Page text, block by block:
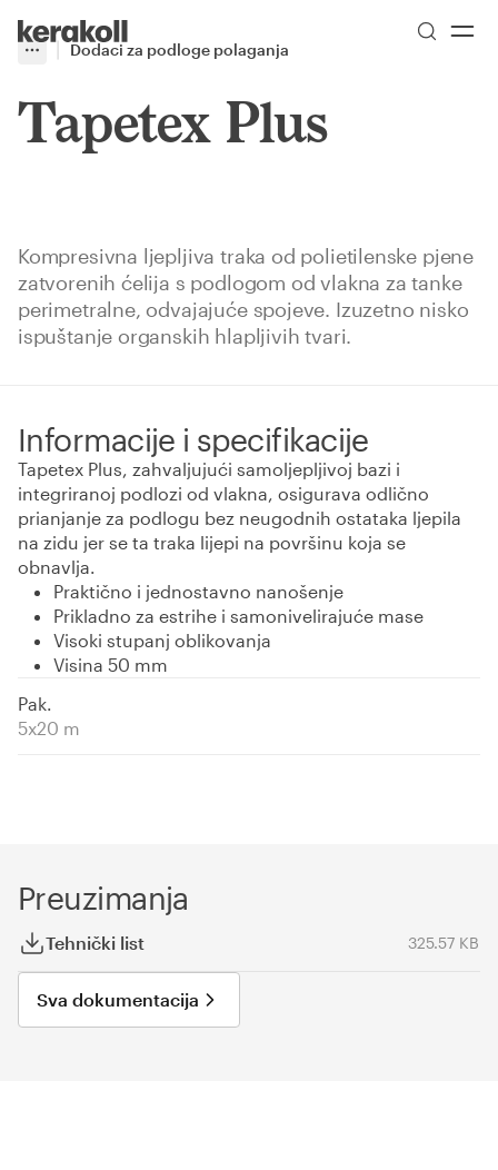
Go to Homepage
More
Toggle menu
Dodaci za podloge polaganja
Tapetex Plus
Kompresivna ljepljiva traka od polietilenske pjene
zatvorenih ćelija s podlogom od vlakna za tanke
perimetralne, odvajajuće spojeve. Izuzetno nisko
ispuštanje organskih hlapljivih tvari.
Informacije i specifikacije
Tapetex Plus, zahvaljujući samoljepljivoj bazi i
integriranoj podlozi od vlakna, osigurava odlično
prianjanje za podlogu bez neugodnih ostataka ljepila
na zidu jer se ta traka lijepi na površinu koja se
obnavlja.
Praktično i jednostavno nanošenje
Prikladno za estrihe i samonivelirajuće mase
Visoki stupanj oblikovanja
Visina 50 mm
Pak.
5x20 m
Preuzimanja
Tehnički list 325.57 KB
Sva dokumentacija